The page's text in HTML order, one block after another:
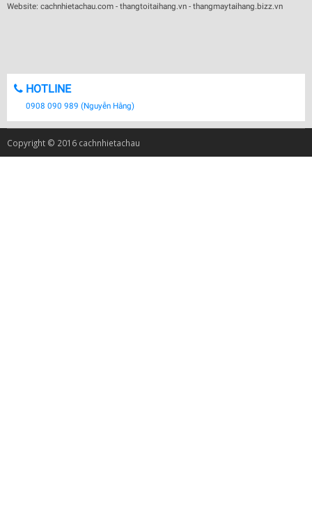
Website: cachnhietachau.com - thangtoitaihang.vn - thangmaytaihang.bizz.vn
HOTLINE
0908 090 989 (Nguyễn Hằng)
Copyright © 2016 cachnhietachau